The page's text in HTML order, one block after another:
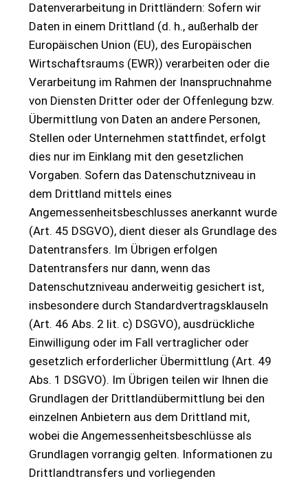
Datenverarbeitung in Drittländern: Sofern wir
Daten in einem Drittland (d. h., außerhalb der
Europäischen Union (EU), des Europäischen
Wirtschaftsraums (EWR)) verarbeiten oder die
Verarbeitung im Rahmen der Inanspruchnahme
von Diensten Dritter oder der Offenlegung bzw.
Übermittlung von Daten an andere Personen,
Stellen oder Unternehmen stattfindet, erfolgt
dies nur im Einklang mit den gesetzlichen
Vorgaben. Sofern das Datenschutzniveau in
dem Drittland mittels eines
Angemessenheitsbeschlusses anerkannt wurde
(Art. 45 DSGVO), dient dieser als Grundlage des
Datentransfers. Im Übrigen erfolgen
Datentransfers nur dann, wenn das
Datenschutzniveau anderweitig gesichert ist,
insbesondere durch Standardvertragsklauseln
(Art. 46 Abs. 2 lit. c) DSGVO), ausdrückliche
Einwilligung oder im Fall vertraglicher oder
gesetzlich erforderlicher Übermittlung (Art. 49
Abs. 1 DSGVO). Im Übrigen teilen wir Ihnen die
Grundlagen der Drittlandübermittlung bei den
einzelnen Anbietern aus dem Drittland mit,
wobei die Angemessenheitsbeschlüsse als
Grundlagen vorrangig gelten. Informationen zu
Drittlandtransfers und vorliegenden